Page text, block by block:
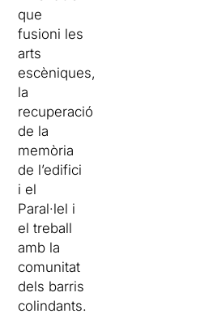
que
fusioni les
arts
escèniques,
la
recuperació
de la
memòria
de l’edifici
i el
Paral·lel i
el treball
amb la
comunitat
dels barris
colindants.